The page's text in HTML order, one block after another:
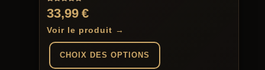
Note
5.00
sur 5
33,99€
Voir le produit →
CHOIX DES OPTIONS